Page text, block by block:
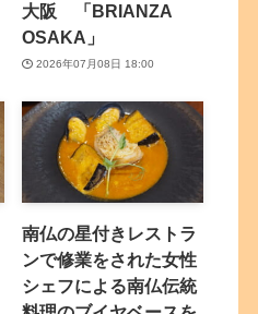
大阪 「BRIANZA
OSAKA」
2026年07月08日 18:00
南仏の星付きレストラ
ンで修業をされた女性
シェフによる南仏伝統